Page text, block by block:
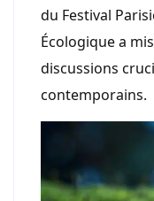
du Festival
Écologique a
discussions
contemporains.